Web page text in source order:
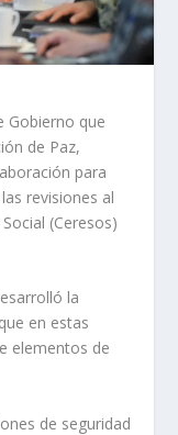
Gobierno que
de Paz,
para
revisiones al
(Ceresos)
la
en estas
elementos de
de seguridad